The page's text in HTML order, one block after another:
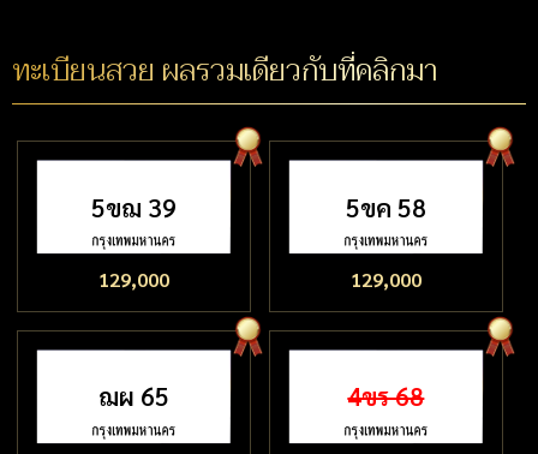
ทะเบียนสวย ผลรวมเดียวกับที่คลิกมา
5ขฌ 39
129,000
5ขค 58
129,000
ฌผ 65 4ขร 68